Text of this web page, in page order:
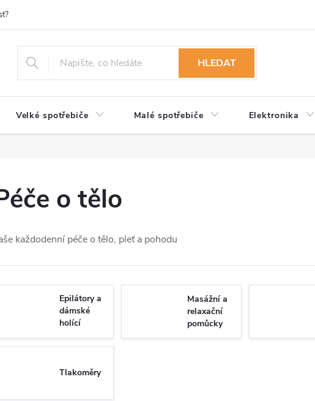
HLEDAT
Velké spotřebiče Malé spotřebiče Elektronika
o tělo
každodenní péče o tělo, pleť a pohodu
Epilátory a
dámské
holící
strojky
Masážní a
relaxační
pomůcky
Tlakoměry